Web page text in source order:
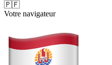
🇵🇫
Votre navigateur